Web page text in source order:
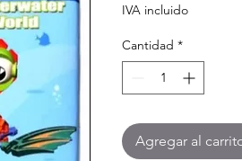
IVA incluido
Cantidad *
Agregar al